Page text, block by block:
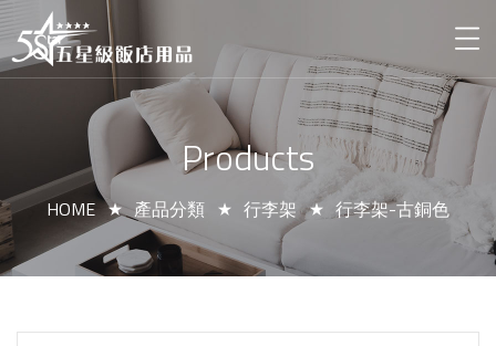
Products
HOME 產品分類 行李架 行李架-古銅色